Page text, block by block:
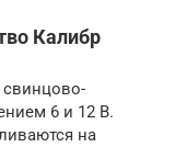
Калибр
свинцово-
6 и 12 В.
на